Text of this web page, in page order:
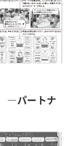
―パートナ